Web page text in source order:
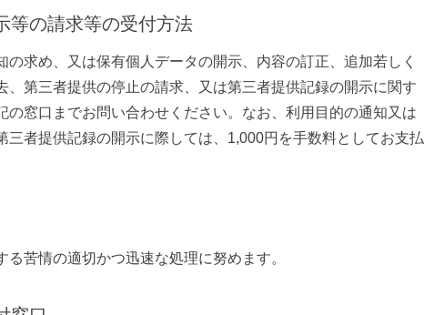
の請求等の受付方法
求め、又は保有個人データの開示、内容の訂正、追加若しく
、第三者提供の停止の請求、又は第三者提供記録の開示に関す
の窓口までお問い合わせください。なお、利用目的の通知又は
三者提供記録の開示に際しては、1,000円を手数料としてお支払
苦情の適切かつ迅速な処理に努めます。